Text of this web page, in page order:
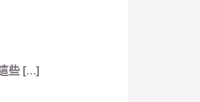
些 […]